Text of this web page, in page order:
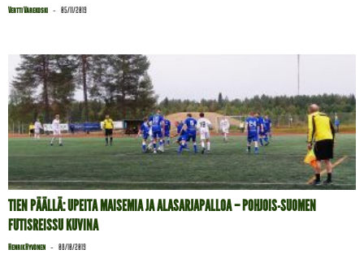
Vertti Värekoski - 05/11/2019
TIEN PÄÄLLÄ: UPEITA MAISEMIA JA ALASARJAPALLOA – POHJOIS-SUOMEN
FUTISREISSU KUVINA
Henrik Hyvönen - 08/10/2019